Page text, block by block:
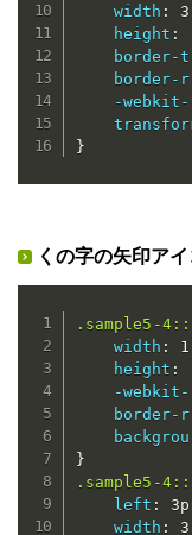
width :
height :
border-
border-
-
}
くの字の矢印ア
.sample5-
width :
height :
-
border-
}
.sample5-
left :
width :